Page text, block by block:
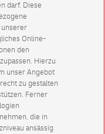
darf. Diese
unserer
Online-
den
Hierzu
unser Angebot
zu gestalten
Ferner
die in
ansässig